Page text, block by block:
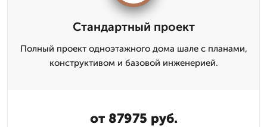
Стандартный проект
Полный проект одноэтажного дома шале с планами,
конструктивом и базовой инженерией.
от 87975 руб.